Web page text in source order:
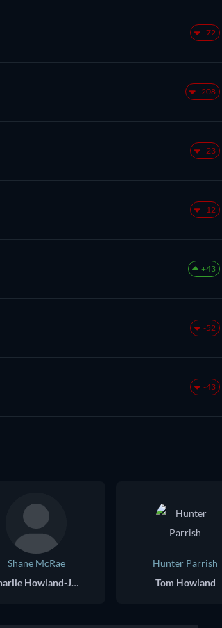
-72
-208
-23
-12
+43
-52
-43
Shane McRae
Charlie Howland-Jones
Hunter Parrish
Tom Howland